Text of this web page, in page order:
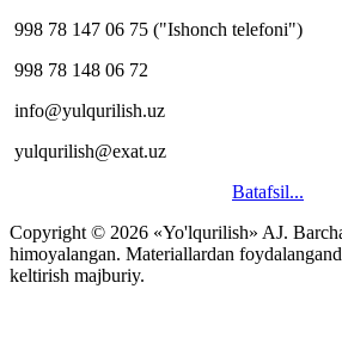
998 78 147 06 75 ("Ishonch telefoni")
998 78 148 06 72
info@yulqurilish.uz
yulqurilish@exat.uz
Batafsil...
Copyright © 2026 «Yo'lqurilish» AJ.
himoyalangan. Materiallardan
keltirish majburiy.